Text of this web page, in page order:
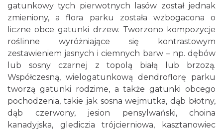
gatunkowy tych pierwotnych lasów został jednak
zmieniony, a flora parku została wzbogacona o
liczne obce gatunki drzew. Tworzono kompozycje
roślinne wyróżniające się kontrastowym
zestawieniem jasnych i ciemnych barw – np. dębów
lub sosny czarnej z topolą białą lub brzozą.
Współczesną, wielogatunkową dendroflorę parku
tworzą gatunki rodzime, a także gatunki obcego
pochodzenia, takie jak sosna wejmutka, dąb błotny,
dąb czerwony, jesion pensylwański, choina
kanadyjska, glediczia trójcierniowa, kasztanowiec